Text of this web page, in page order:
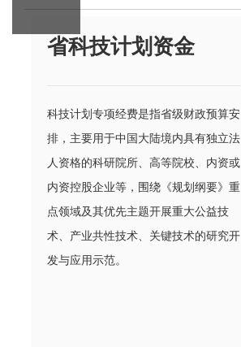
省科技计划资金
科技计划专项经费是指省级财政预算安
排，主要用于中国大陆境内具有独立法
人资格的科研院所、高等院校、内资或
内资控股企业等，围绕《规划纲要》重
点领域及其优先主题开展重大公益技
术、产业共性技术、关键技术的研究开
发与应用示范。